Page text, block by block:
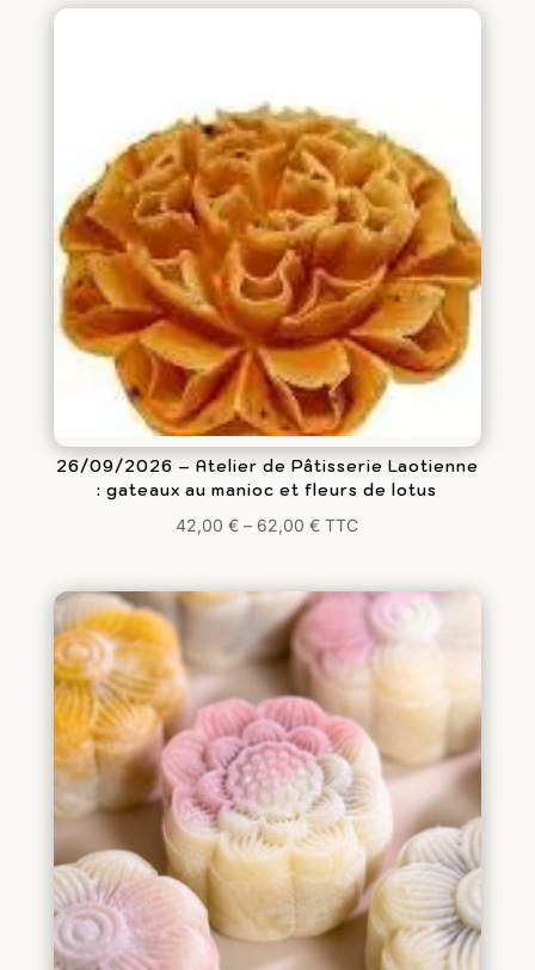
26/09/2026 – Atelier de Pâtisserie Laotienne
: gateaux au manioc et fleurs de lotus
42,00€ –62,00€ TTC